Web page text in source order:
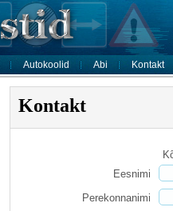
Autokoolid Abi Kontakt
Kontakt
Eesnimi
Perekonnanimi